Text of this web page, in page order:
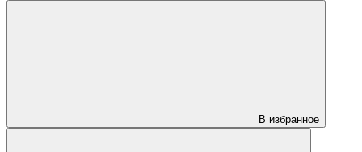
В избранное